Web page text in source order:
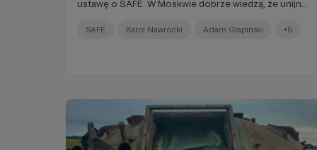
ustawę o SAFE. W Moskwie dobrze wiedzą, że unijne
SAFE Karol Nawrocki Adam Glapiński +5